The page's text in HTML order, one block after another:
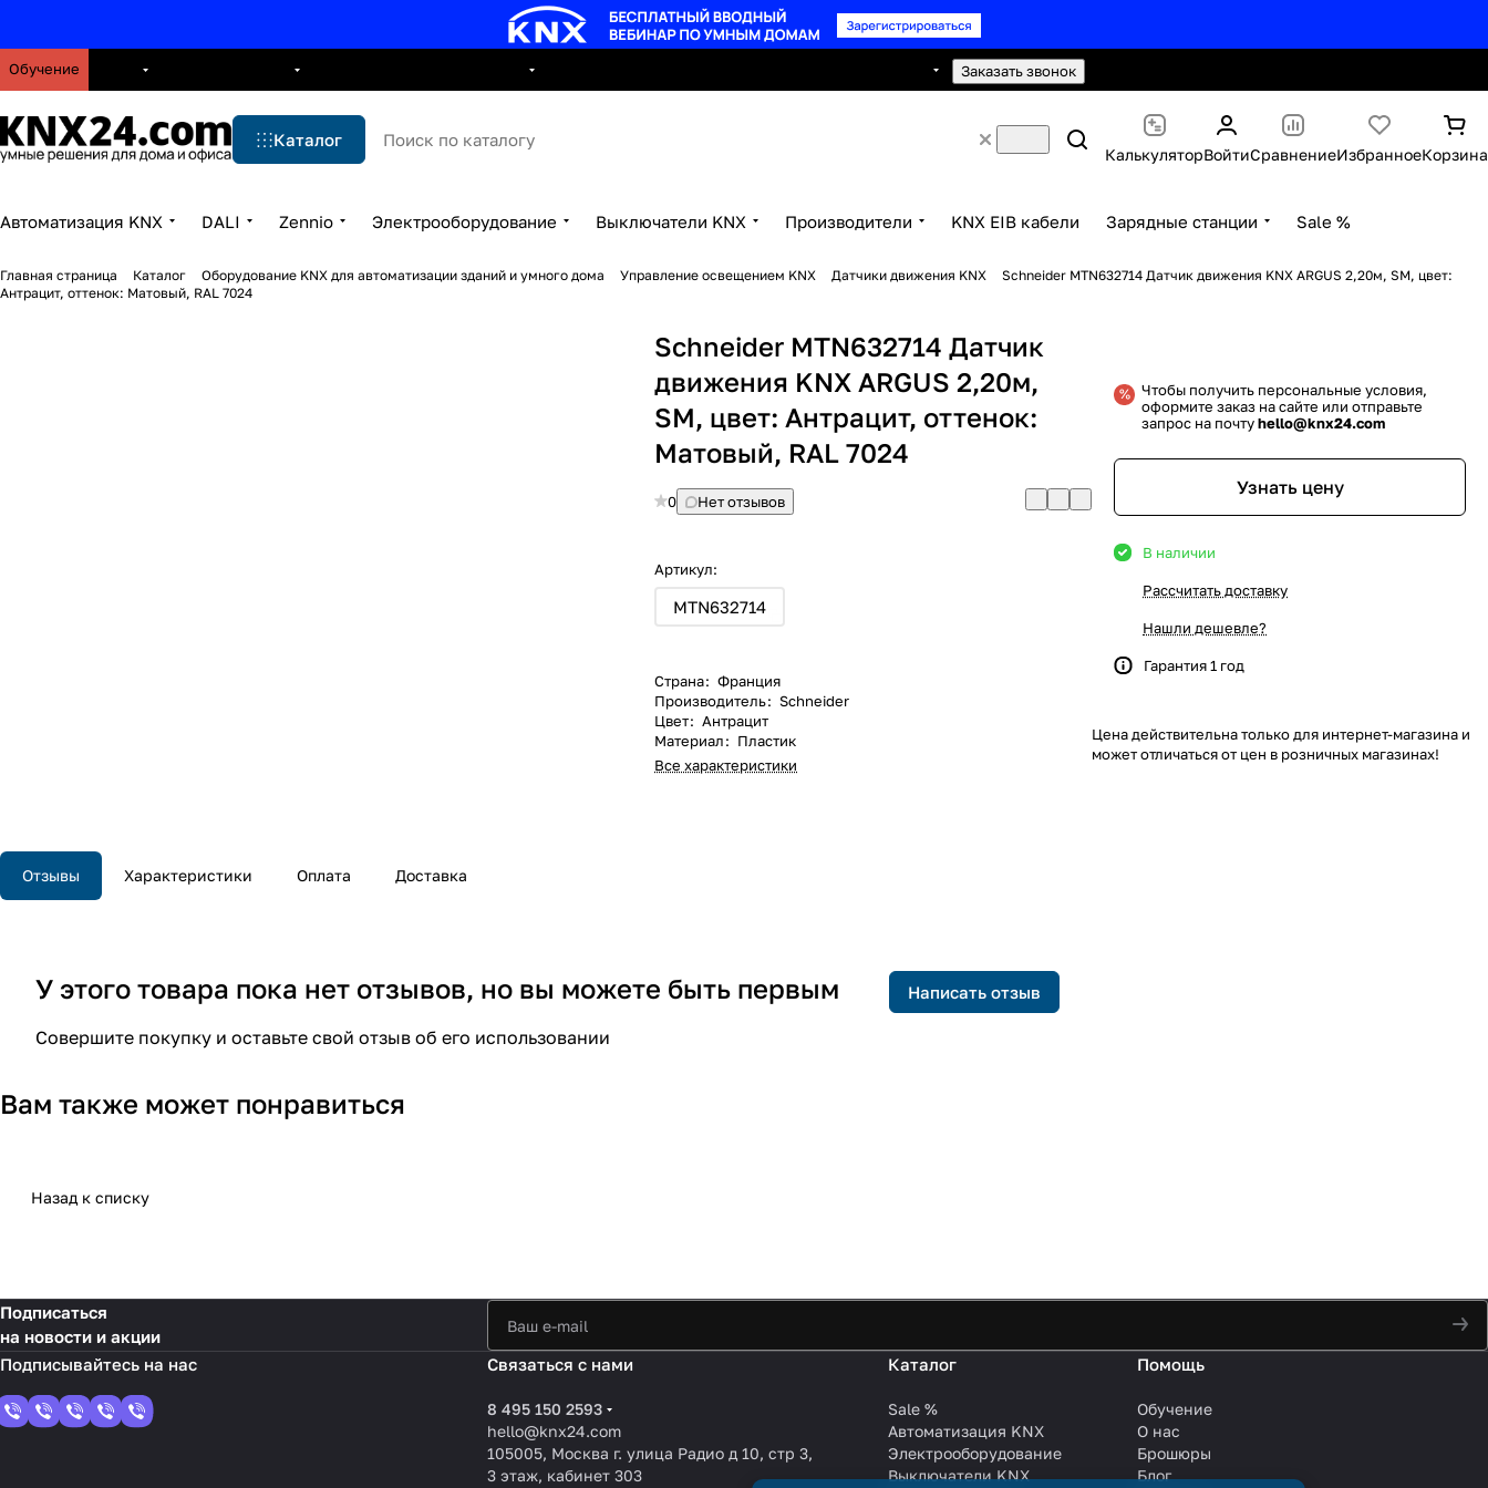
Обучение Заказать звонок
Каталог
КалькуляторВойтиСравнениеИзбранноеКорзина
Автоматизация KNX DALI Zennio Электрооборудование Выключатели KNX Производители KNX EIB кабели Зарядные станции Sale %
Главная страница Каталог Оборудование KNX для автоматизации зданий и умного дома Управление освещением KNX Датчики движения KNX
Schneider MTN632714 Датчик движения KNX ARGUS 2,20м, SM, цвет:
Антрацит, оттенок: Матовый, RAL 7024
Schneider MTN632714 Датчик
движения KNX ARGUS 2,20м,
SM, цвет: Антрацит, оттенок:
Матовый, RAL 7024
0 Нет отзывов
Артикул:
MTN632714
Страна: Франция
Производитель: Schneider
Цвет: Антрацит
Материал: Пластик
Все характеристики
Чтобы получить персональные условия,
оформите заказ на сайте или отправьте
запрос на почтуhello@knx24.com
Узнать цену
В наличии
Рассчитать доставку
Нашли дешевле?
Гарантия 1 год
Цена действительна только для интернет-магазина и
может отличаться от цен в розничных магазинах!
Отзывы Характеристики Оплата Доставка
У этого товара пока нет отзывов, но вы можете быть первым
Совершите покупку и оставьте свой отзыв об его использовании
Написать отзыв
Вам также может понравиться
Назад к списку
Подписаться
на новости и акции
Связаться с нами
8 495 150 2593
hello@knx24.com
105005, Москва г. улица Радио д 10, стр 3,
3 этаж, кабинет 303
Каталог
Sale %
Автоматизация KNX
Электрооборудование
Выключатели KNX
Помощь
Обучение
О нас
Брошюры
Блог